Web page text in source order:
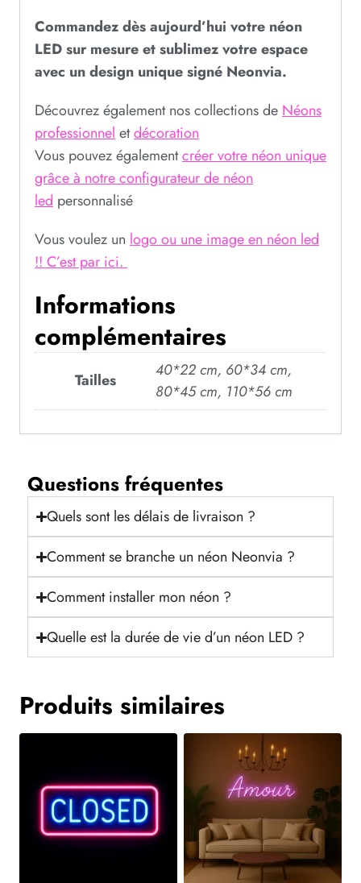
Commandez dès aujourd’hui votre néon
LED sur mesure et sublimez votre espace
avec un design unique signé Neonvia.
Découvrez également nos collections deNéons
professionneletdécoration
Vous pouvez égalementcréer votre néon unique
grâce à notre configurateur de néon
led personnalisé
Vous voulez un logo ou une image en néon led
!! C’est par ici.
Informations
complémentaires
Tailles
40*22 cm, 60*34 cm,
80*45 cm, 110*56 cm
Questions fréquentes
Quels sont les délais de livraison ?
Comment se branche un néon Neonvia ?
Comment installer mon néon ?
Quelle est la durée de vie d’un néon LED ?
Produits similaires